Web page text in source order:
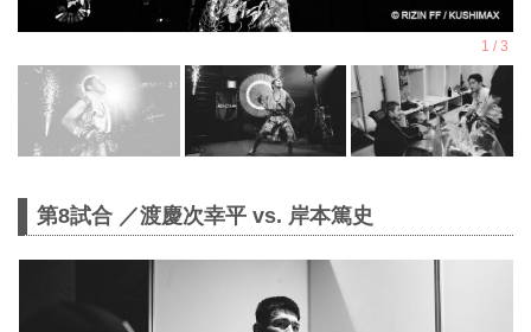
第8試合 ／渡慶次幸平 vs. 岸本篤史